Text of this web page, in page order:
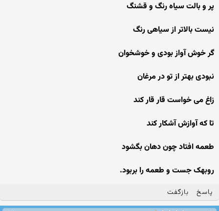
پر و بالت سیاه رنگ و قشنگ
نیست بالاتر از سیاهی رنگ
گر خوش آواز بودی و خوشخوان
نبودی بهتر از تو در مرغان
زاغ می خواست قار قار کند
تا که آوازش آشکار کند
طعمه افتاد چون دهان بگشود
روبهک جست و طعمه را بربود.
پاسخ بازگفت